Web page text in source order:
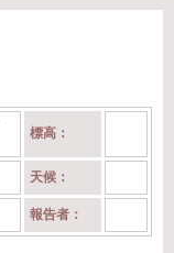
標高：
天候：
報告者：